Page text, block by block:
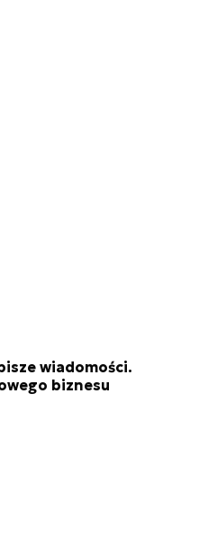
wiadomości.
biznesu